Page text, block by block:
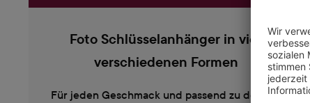
Foto Schlüsselanhänger in vier
verschiedenen Formen
Für jeden Geschmack und passend zu deinem